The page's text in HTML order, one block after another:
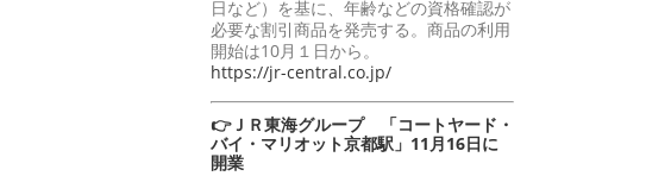
日など）を基に、年齢などの資格確認が
必要な割引商品を発売する。商品の利用
開始は10月１日から。
https://jr-central.co.jp/
👉ＪＲ東海グループ 「コートヤード・
バイ・マリオット京都駅」11月16日に
開業